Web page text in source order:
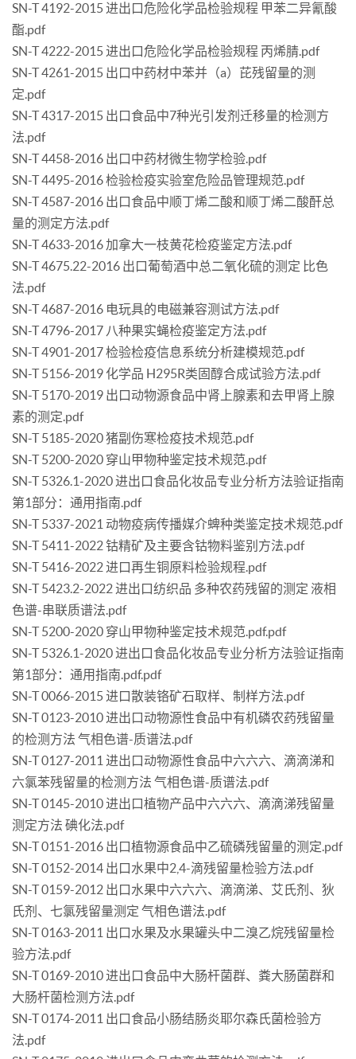
SN-T 4192-2015 进出口危险化学品检验规程 甲苯二异氰酸
酯.pdf
SN-T 4222-2015 进出口危险化学品检验规程 丙烯腈.pdf
SN-T 4261-2015 出口中药材中苯并（a）芘残留量的测
定.pdf
SN-T 4317-2015 出口食品中7种光引发剂迁移量的检测方
法.pdf
SN-T 4458-2016 出口中药材微生物学检验.pdf
SN-T 4495-2016 检验检疫实验室危险品管理规范.pdf
SN-T 4587-2016 出口食品中顺丁烯二酸和顺丁烯二酸酐总
量的测定方法.pdf
SN-T 4633-2016 加拿大一枝黄花检疫鉴定方法.pdf
SN-T 4675.22-2016 出口葡萄酒中总二氧化硫的测定 比色
法.pdf
SN-T 4687-2016 电玩具的电磁兼容测试方法.pdf
SN-T 4796-2017 八种果实蝇检疫鉴定方法.pdf
SN-T 4901-2017 检验检疫信息系统分析建模规范.pdf
SN-T 5156-2019 化学品 H295R类固醇合成试验方法.pdf
SN-T 5170-2019 出口动物源食品中肾上腺素和去甲肾上腺
素的测定.pdf
SN-T 5185-2020 猪副伤寒检疫技术规范.pdf
SN-T 5200-2020 穿山甲物种鉴定技术规范.pdf
SN-T 5326.1-2020 进出口食品化妆品专业分析方法验证指南
第1部分：通用指南.pdf
SN-T 5337-2021 动物疫病传播媒介蜱种类鉴定技术规范.pdf
SN-T 5411-2022 钴精矿及主要含钴物料鉴别方法.pdf
SN-T 5416-2022 进口再生铜原料检验规程.pdf
SN-T 5423.2-2022 进出口纺织品 多种农药残留的测定 液相
色谱-串联质谱法.pdf
SN-T 5200-2020 穿山甲物种鉴定技术规范.pdf.pdf
SN-T 5326.1-2020 进出口食品化妆品专业分析方法验证指南
第1部分：通用指南.pdf.pdf
SN-T 0066-2015 进口散装铬矿石取样、制样方法.pdf
SN-T 0123-2010 进出口动物源性食品中有机磷农药残留量
的检测方法 气相色谱-质谱法.pdf
SN-T 0127-2011 进出口动物源性食品中六六六、滴滴涕和
六氯苯残留量的检测方法 气相色谱-质谱法.pdf
SN-T 0145-2010 进出口植物产品中六六六、滴滴涕残留量
测定方法 碘化法.pdf
SN-T 0151-2016 出口植物源食品中乙硫磷残留量的测定.pdf
SN-T 0152-2014 出口水果中2,4-滴残留量检验方法.pdf
SN-T 0159-2012 出口水果中六六六、滴滴涕、艾氏剂、狄
氏剂、七氯残留量测定 气相色谱法.pdf
SN-T 0163-2011 出口水果及水果罐头中二溴乙烷残留量检
验方法.pdf
SN-T 0169-2010 进出口食品中大肠杆菌群、粪大肠菌群和
大肠杆菌检测方法.pdf
SN-T 0174-2011 出口食品小肠结肠炎耶尔森氏菌检验方
法.pdf